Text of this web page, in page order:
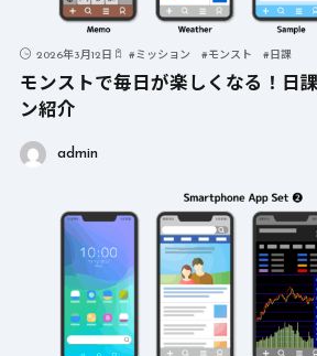
2026年3月12日 #ミッション #モンスト #日課
モンストで毎日が楽しくなる！日
ン紹介
admin